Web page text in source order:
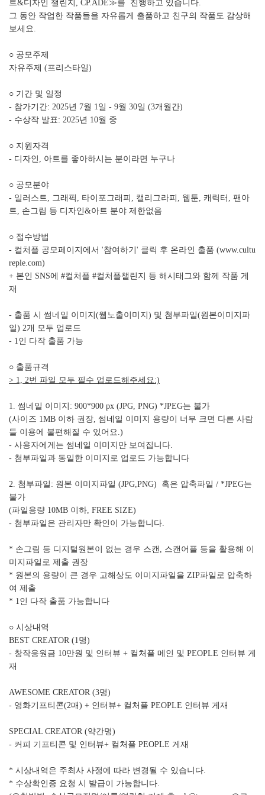
트&디자인 챌린지, CP.ADE≫를 진행하고 있습니다.
그 동안 작업한 작품들을 자유롭게 출품하고 친구의 작품도 감상해
보세요.
○ 공모주제
자유주제 (프리스타일)
○ 기간 및 일정
- 참가기간: 2025년 7월 1일 - 9월 30일 (3개월간)
- 수상작 발표: 2025년 10월 중
○ 지원자격
- 디자인, 아트를 좋아하시는 분이라면 누구나
○ 공모분야
- 일러스트, 그래픽, 타이포그래피, 캘리그라피, 웹툰, 캐릭터, 팬아
트, 손그림 등 디자인&아트 분야 제한없음
○ 접수방법
- 컬처플 공모페이지에서 '참여하기' 클릭 후 온라인 출품 (www.cultu
reple.com)
+ 본인 SNS에 #컬처플 #컬처플챌린지 등 해시태그와 함께 작품 게
재
- 출품 시 썸네일 이미지(웹노출이미지) 및 첨부파일(원본이미지파
일) 2개 모두 업로드
- 1인 다작 출품 가능
○ 출품규격
> 1, 2번 파일 모두 필수 업로드해주세요:)
1. 썸네일 이미지: 900*900 px (JPG, PNG) *JPEG는 불가
(사이즈 1MB 이하 권장, 썸네일 이미지 용량이 너무 크면 다른 사람
들 이용에 불편해질 수 있어요.)
- 사용자에게는 썸네일 이미지만 보여집니다.
- 첨부파일과 동일한 이미지로 업로드 가능합니다
2. 첨부파일: 원본 이미지파일 (JPG,PNG) 혹은 압축파일 / *JPEG는
불가
(파일용량 10MB 이하, FREE SIZE)
- 첨부파일은 관리자만 확인이 가능합니다.
* 손그림 등 디지털원본이 없는 경우 스캔, 스캔어플 등을 활용해 이
미지파일로 제출 권장
* 원본의 용량이 큰 경우 고해상도 이미지파일을 ZIP파일로 압축하
여 제출
* 1인 다작 출품 가능합니다
○ 시상내역
BEST CREATOR (1명)
- 창작응원금 10만원 및 인터뷰 + 컬처플 메인 및 PEOPLE 인터뷰 게
재
AWESOME CREATOR (3명)
- 영화기프티콘(2매) + 인터뷰+ 컬처플 PEOPLE 인터뷰 게재
SPECIAL CREATOR (약간명)
- 커피 기프티콘 및 인터뷰+ 컬처플 PEOPLE 게재
* 시상내역은 주최사 사정에 따라 변경될 수 있습니다.
* 수상확인증 요청 시 발급이 가능합니다.